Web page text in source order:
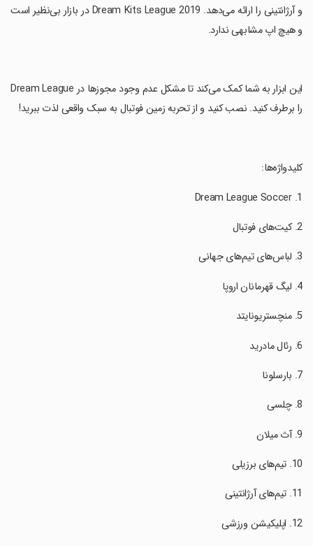
و آرژانتینی را ارائه می‌دهد. Dream Kits League 2019 در بازار بی‌نظیر است
و هیچ اپ مشابهی ندارد.
‏این ابزار به شما کمک می‌کند تا مشکل عدم وجود مجوزها در Dream League
را برطرف کنید. نصب کنید و از تحربه زمین فوتبال به سبک واقعی لذت ببرید!
‏کلیدواژه‌ها: